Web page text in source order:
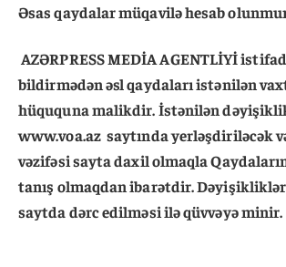
Əsas qaydalar müqavilə hesab
AZƏRPRESS MEDİA AGENTLİYİ
bildirmədən əsl qaydaları istənilən
hüququna malikdir. İstənilən
www.voa.az saytında yerləşdiriləcək
vəzifəsi sayta daxil olmaqla
tanış olmaqdan ibarətdir.
saytda dərc edilməsi ilə qüvvəyə minir.